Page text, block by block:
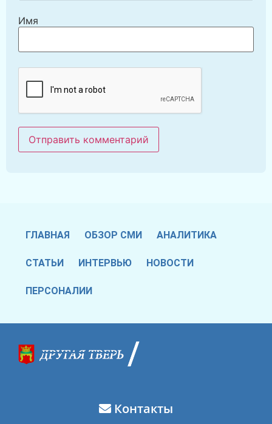
Имя
ГЛАВНАЯ ОБЗОР СМИ АНАЛИТИКА
СТАТЬИ ИНТЕРВЬЮ НОВОСТИ
ПЕРСОНАЛИИ
Контакты